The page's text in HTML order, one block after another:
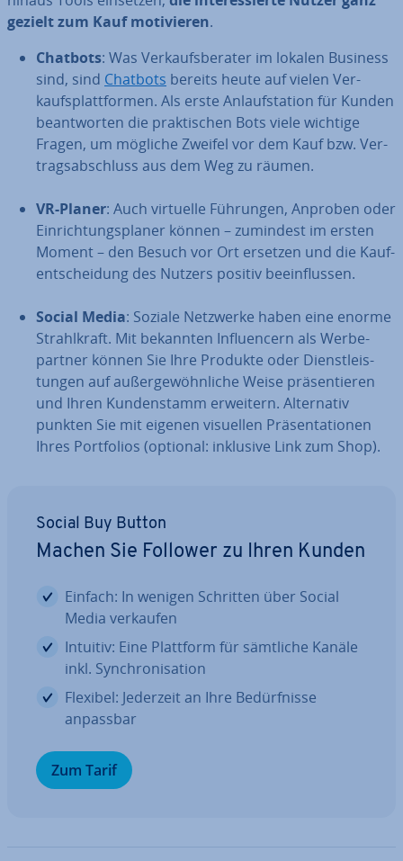
gezielt zum Kauf mo­ti­vie­ren.
Chatbots: Was Ver­kaufs­be­ra­ter im lokalen Business
sind, sind Chatbots bereits heute auf vielen Ver­
kaufs­platt­for­men. Als erste An­lauf­sta­ti­on für Kunden
be­ant­wor­ten die prak­ti­schen Bots viele wichtige
Fragen, um mögliche Zweifel vor dem Kauf bzw. Ver­
trags­ab­schluss aus dem Weg zu räumen.
VR-Planer: Auch virtuelle Führungen, Anproben oder
Ein­rich­tungs­pla­ner können – zumindest im ersten
Moment – den Besuch vor Ort ersetzen und die Kauf­
ent­schei­dung des Nutzers positiv be­ein­flus­sen.
Social Media: Soziale Netzwerke haben eine enorme
Strahl­kraft. Mit bekannten In­fluen­cern als Wer­be­
part­ner können Sie Ihre Produkte oder Dienst­leis­
tun­gen auf au­ßer­ge­wöhn­li­che Weise prä­sen­tie­ren
und Ihren Kun­den­stamm erweitern. Al­ter­na­tiv
punkten Sie mit eigenen visuellen Prä­sen­ta­tio­nen
Ihres Port­fo­li­os (optional: inklusive Link zum Shop).
Social Buy Button
Machen Sie Follower zu Ihren Kunden
Einfach: In wenigen Schritten über Social
Media verkaufen
Intuitiv: Eine Plattform für sämtliche Kanäle
inkl. Syn­chro­ni­sa­ti­on
Flexibel: Jederzeit an Ihre Be­dürf­nis­se
anpassbar
Zum Tarif